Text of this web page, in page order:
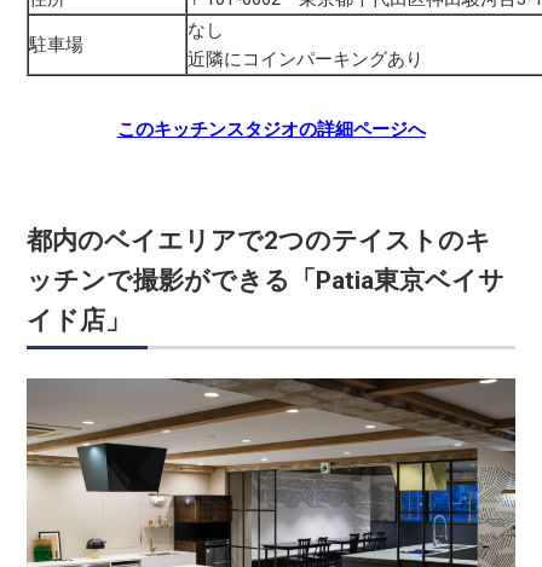
駐車場
なし
近隣にコインパーキングあり
このキッチンスタジオの詳細ページへ
都内のベイエリアで2つのテイストのキ
ッチンで撮影ができる「Patia東京ベイサ
イド店」